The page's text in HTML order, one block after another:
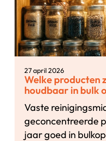
27 april 2026
Welke producten
houdbaar in bulk
Vaste
geconcentreerde
jaar goed in